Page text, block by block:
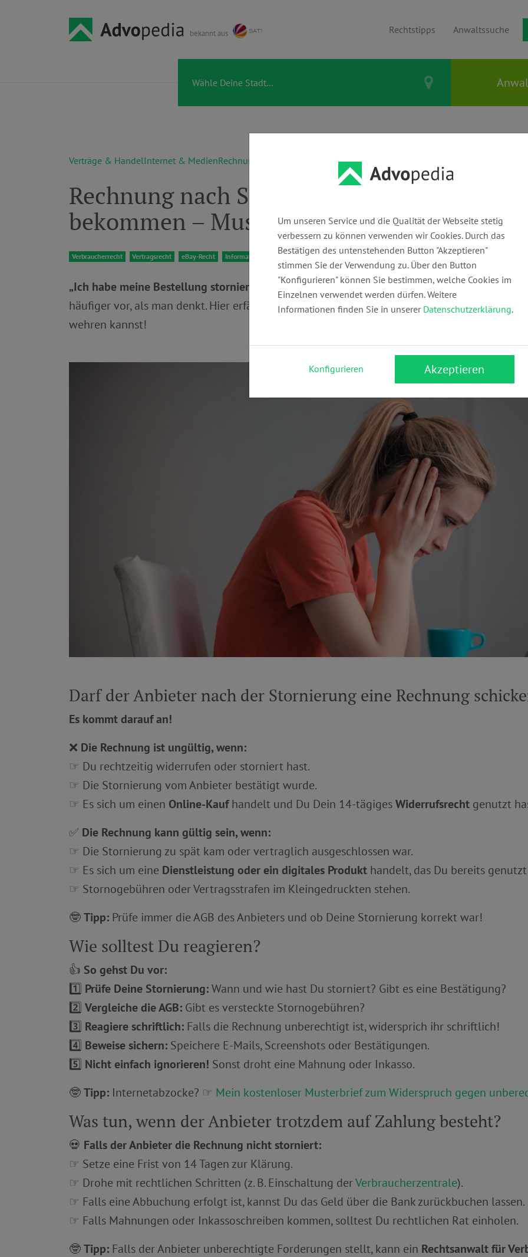
bekannt aus Rechtstipps Anwaltssuche
Verträge & HandelInternet & MedienRechnungen & Bezahlung
Rechnung nach Stornierung
bekommen – Muss ich zahlen?
Verbraucherrecht Vertragsrecht eBay-Recht Informationstechnologierecht (IT-Recht & Internetrecht)
„Ich habe meine Bestellung storniert, aber trotzdem eine Rechnung bekommen – muss ich
häufiger vor, als man denkt. Hier erfährst Du, wann eine Rechnung trotz Stornierung
wehren kannst!
Darf der Anbieter nach der Stornierung eine Rechnung
Es kommt darauf an!
❌ Die Rechnung ist ungültig, wenn:
☞ Du rechtzeitig widerrufen oder storniert hast.
☞ Die Stornierung vom Anbieter bestätigt wurde.
☞ Es sich um einen Online-Kaufhandelt und Du Dein 14-tägigesWiderrufsrecht genutzt
✅ Die Rechnung kann gültig sein, wenn:
☞ Die Stornierung zu spät kam oder vertraglich ausgeschlossen war.
☞ Es sich um eine Dienstleistung oder ein digitales Produkt handelt, das Du bereits
☞ Stornogebühren oder Vertragsstrafen im Kleingedruckten stehen.
🤓Tipp: Prüfe immer die AGB des Anbieters und ob Deine Stornierung korrekt war!
Wie solltest Du reagieren?
👍 So gehst Du vor:
1️⃣ Prüfe Deine Stornierung:Wann und wie hast Du storniert? Gibt es eine Bestätigung?
2️⃣ Vergleiche die AGB: Gibt es versteckte Stornogebühren?
3️⃣ Reagiere schriftlich: Falls die Rechnung unberechtigt ist, widersprich ihr schriftlich!
4️⃣ Beweise sichern: Speichere E-Mails, Screenshots oder Bestätigungen.
5️⃣ Nicht einfach ignorieren! Sonst droht eine Mahnung oder Inkasso.
🤓Tipp: Internetabzocke? ☞ Mein kostenloser Musterbrief zum Widerspruch gegen
Was tun, wenn der Anbieter trotzdem auf Zahlung besteht?
💀 Falls der Anbieter die Rechnung nicht storniert:
☞ Setze eine Frist von 14 Tagen zur Klärung.
☞ Drohe mit rechtlichen Schritten (z. B. Einschaltung derVerbraucherzentrale).
☞ Falls eine Abbuchung erfolgt ist, kannst Du das Geld über die Bank zurückbuchen lassen.
☞ Falls Mahnungen oder Inkassoschreiben kommen, solltest Du rechtlichen Rat einholen.
🤓Tipp: Falls der Anbieter unberechtigte Forderungen stellt, kann ein Rechtsanwalt für
Um unseren Service und die Qualität der Webseite stetig
verbessern zu können verwenden wir Cookies. Durch das
Bestätigen des untenstehenden Button "Akzeptieren"
stimmen Sie der Verwendung zu. Über den Button
"Konfigurieren" können Sie bestimmen, welche Cookies im
Einzelnen verwendet werden dürfen. Weitere
Informationen finden Sie in unserer Datenschutzerklärung.
Konfigurieren Akzeptieren